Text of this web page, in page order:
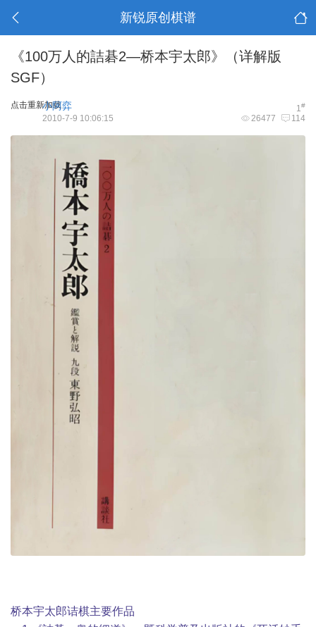
新锐原创棋谱
《100万人的詰碁2—桥本宇太郎》（详解版
SGF）
点击重新加载 1#
小阿弈
26477 114
2010-7-9 10:06:15
桥本宇太郎诘棋主要作品